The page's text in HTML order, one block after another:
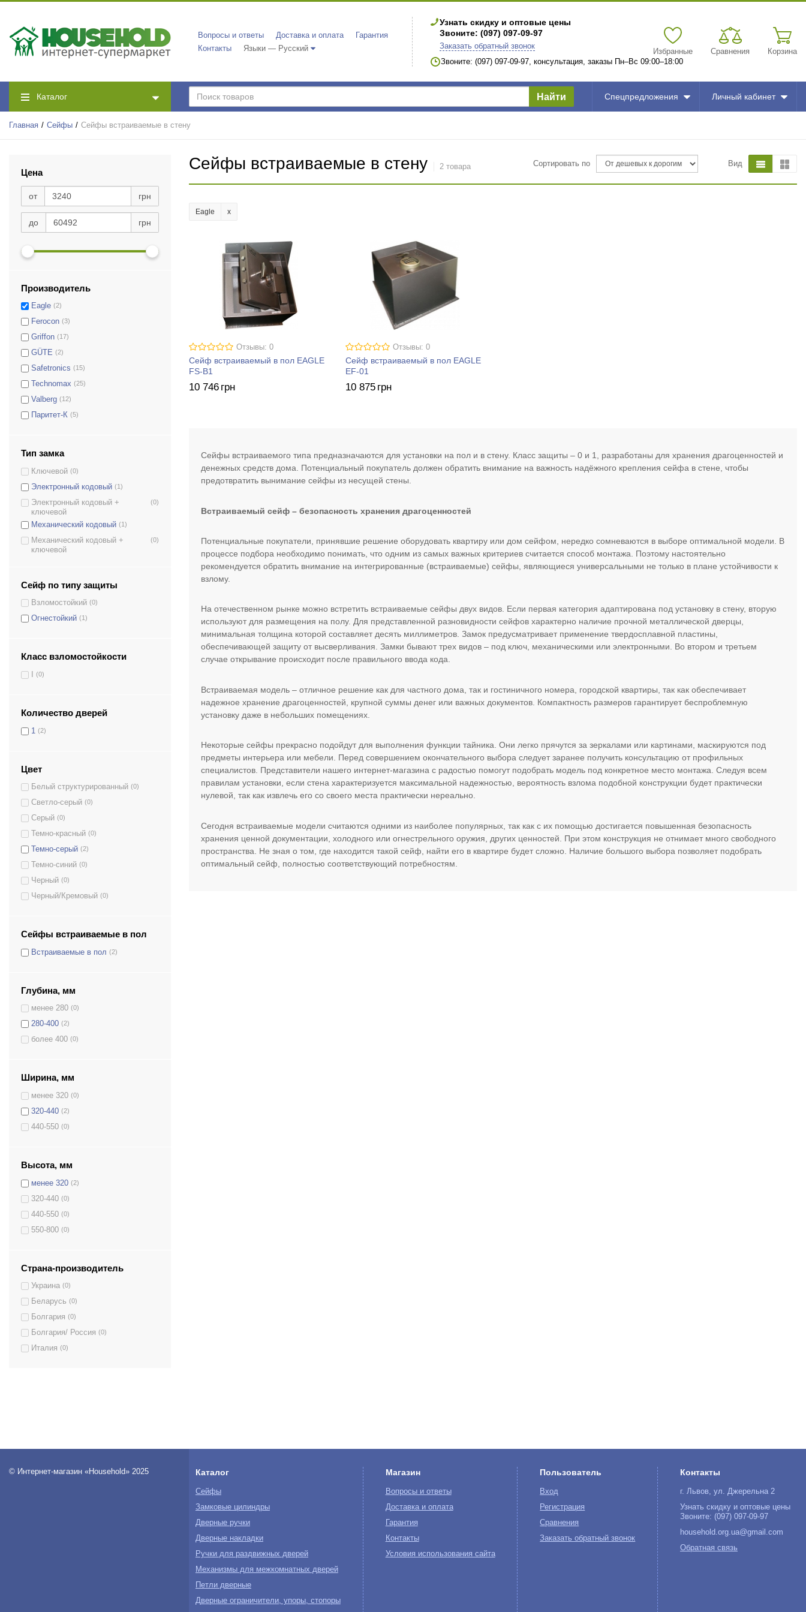
Вопросы и ответы Доставка и оплата
Гарантия
Контакты
Языки — Русский
Узнать скидку и оптовые цены
Звоните: (097) 097-09-97
Заказать обратный звонок
Звоните: (097) 097-09-97, консультация, заказы Пн–Вс 09:00–18:00
Избранные Сравнения Корзина
Каталог Найти Спецпредложения Личный кабинет
Главная Сейфы Сейфы встраиваемые в стену
Цена
от грн
до грн
Производитель
Eagle (2)
Ferocon (3)
Griffon (17)
GÜTE (2)
Safetronics (15)
Technomax (25)
Valberg (12)
Паритет-К (5)
Тип замка
Ключевой (0)
Электронный кодовый (1)
Электронный кодовый +
ключевой
(0)
Механический кодовый (1)
Механический кодовый +
ключевой
(0)
Сейф по типу защиты
Взломостойкий (0)
Огнестойкий (1)
Класс взломостойкости
(0)
Количество дверей
1 (2)
Цвет
Белый структурированный (0)
Светло-серый (0)
Серый (0)
Темно-красный (0)
Темно-серый (2)
Темно-синий (0)
Черный (0)
Черный/Кремовый (0)
Сейфы встраиваемые в пол
Встраиваемые в пол (2)
Глубина, мм
менее 280 (0)
280-400 (2)
более 400 (0)
Ширина, мм
менее 320 (0)
320-440 (2)
440-550 (0)
Высота, мм
менее 320 (2)
320-440 (0)
440-550 (0)
550-800 (0)
Страна-производитель
Украина (0)
Беларусь (0)
Болгария (0)
Болгария/ Россия (0)
Италия (0)
Сейфы встраиваемые в стену 2 товара Сортировать по Вид
Eagle
Отзывы: 0
Сейф встраиваемый в пол EAGLE
FS-B1
10 746 грн
Отзывы: 0
Сейф встраиваемый в пол EAGLE
EF-01
10 875 грн
Сейфы встраиваемого типа предназначаются для установки на пол и в стену. Класс защиты – 0 и 1, разработаны для хранения драгоценностей и
денежных средств дома. Потенциальный покупатель должен обратить внимание на важность надёжного крепления сейфа в стене, чтобы
предотвратить вынимание сейфы из несущей стены.
Встраиваемый сейф – безопасность хранения драгоценностей
Потенциальные покупатели, принявшие решение оборудовать квартиру или дом сейфом, нередко сомневаются в выборе оптимальной модели. В
процессе подбора необходимо понимать, что одним из самых важных критериев считается способ монтажа. Поэтому настоятельно
рекомендуется обратить внимание на интегрированные (встраиваемые) сейфы, являющиеся универсальными не только в плане устойчивости к
взлому.
На отечественном рынке можно встретить встраиваемые сейфы двух видов. Если первая категория адаптирована под установку в стену, вторую
используют для размещения на полу. Для представленной разновидности сейфов характерно наличие прочной металлической дверцы,
минимальная толщина которой составляет десять миллиметров. Замок предусматривает применение твердосплавной пластины,
обеспечивающей защиту от высверливания. Замки бывают трех видов – под ключ, механическими или электронными. Во втором и третьем
случае открывание происходит после правильного ввода кода.
Встраиваемая модель – отличное решение как для частного дома, так и гостиничного номера, городской квартиры, так как обеспечивает
надежное хранение драгоценностей, крупной суммы денег или важных документов. Компактность размеров гарантирует беспроблемную
установку даже в небольших помещениях.
Некоторые сейфы прекрасно подойдут для выполнения функции тайника. Они легко прячутся за зеркалами или картинами, маскируются под
предметы интерьера или мебели. Перед совершением окончательного выбора следует заранее получить консультацию от профильных
специалистов. Представители нашего интернет-магазина с радостью помогут подобрать модель под конкретное место монтажа. Следуя всем
правилам установки, если стена характеризуется максимальной надежностью, вероятность взлома подобной конструкции будет практически
нулевой, так как извлечь его со своего места практически нереально.
Сегодня встраиваемые модели считаются одними из наиболее популярных, так как с их помощью достигается повышенная безопасность
хранения ценной документации, холодного или огнестрельного оружия, других ценностей. При этом конструкция не отнимает много свободного
пространства. Не зная о том, где находится такой сейф, найти его в квартире будет сложно. Наличие большого выбора позволяет подобрать
оптимальный сейф, полностью соответствующий потребностям.
© Интернет-магазин «Household» 2025 Каталог
Сейфы
Замковые цилиндры
Дверные ручки
Дверные накладки
Ручки для раздвижных дверей
Механизмы для межкомнатных дверей
Петли дверные
Дверные ограничители, упоры, стопоры
Магазин
Вопросы и ответы
Доставка и оплата
Гарантия
Контакты
Условия использования сайта
Пользователь
Вход
Регистрация
Сравнения
Заказать обратный звонок
Контакты
г. Львов, ул. Джерельна 2
Узнать скидку и оптовые цены
Звоните: (097) 097-09-97
household.org.ua@gmail.com
Обратная связь